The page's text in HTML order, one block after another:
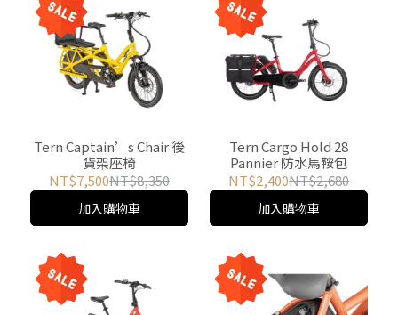
Tern Captain’s Chair 後
貨架座椅
NT$7,500NT$8,350
加入購物車
Tern Cargo Hold 28
Pannier 防水馬鞍包
NT$2,400NT$2,680
加入購物車